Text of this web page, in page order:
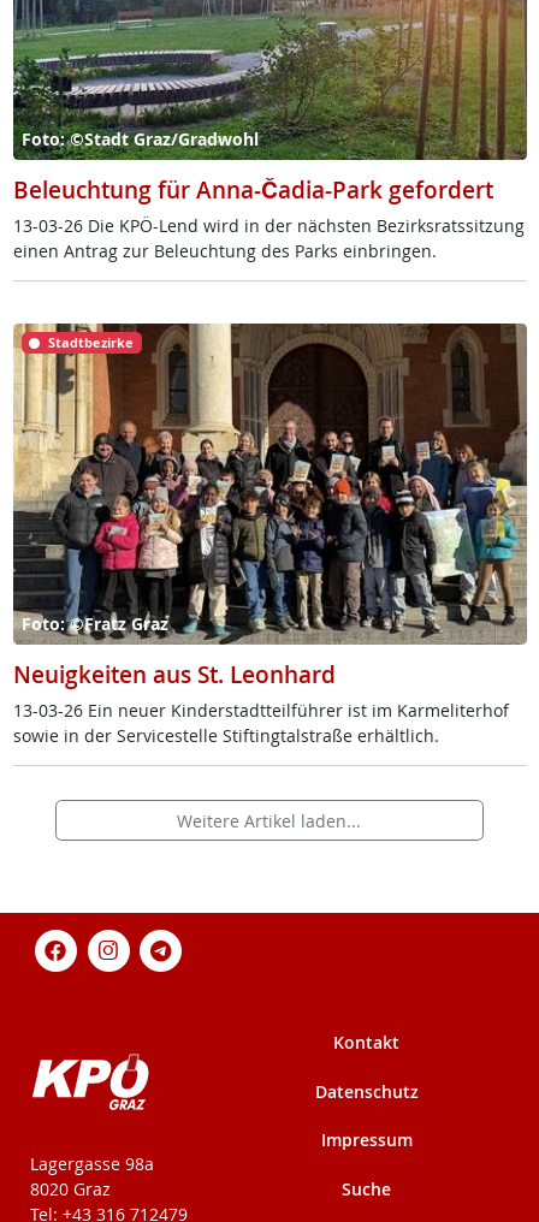
Foto: ©Stadt Graz/Gradwohl
Beleuchtung für Anna-Čadia-Park gefordert
13-03-26 Die KPÖ-Lend wird in der nächs­ten Be­zirks­rats­sit­zung
ei­nen An­trag zur Be­leuch­tung des Parks ein­brin­gen.
Stadtbezirke
Foto: ©Fratz Graz
Neuigkeiten aus St. Leonhard
13-03-26 Ein neu­er Kin­der­stadt­teil­füh­rer ist im Kar­me­li­ter­hof
so­wie in der Ser­vice­s­tel­le Stif­ting­tal­stra­ße er­hält­lich.
Weitere Artikel laden...
KPÖ-Steiermark
Lagergasse 98a
8020 Graz
Tel: +43 316 712479
Kontakt
Datenschutz
Impressum
Suche